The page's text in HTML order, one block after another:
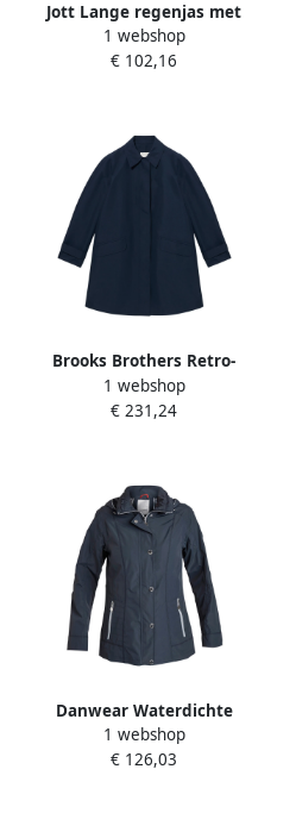
Jott Lange regenjas met
capuchon Reflecterende
winddichte jas Blue Dames
1 webshop
€ 102,16
Brooks Brothers Retro-
geïnspireerde twill regenjas
Blue Dames
1 webshop
€ 231,24
Danwear Waterdichte
regenjas met slimme
details Blue Dames
1 webshop
€ 126,03